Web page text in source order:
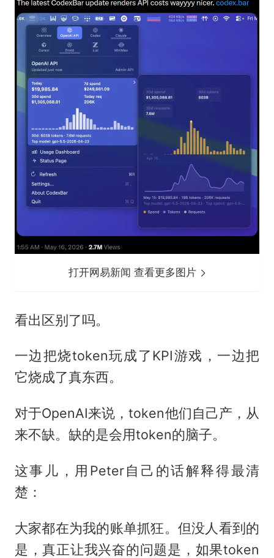
打开网易新闻 查看更多图片
看出区别了吗。
一边把烧token玩成了KPI游戏，一边把
它烧成了真东西。
对于OpenAI来说，token他们自己产，从
来不缺。缺的是会用token的脑子。
这事儿，用Peter自己的话解释得最清
楚：
大家都在为我的账单抓狂。但没人看到的
是，真正让我兴奋的问题是，如果token